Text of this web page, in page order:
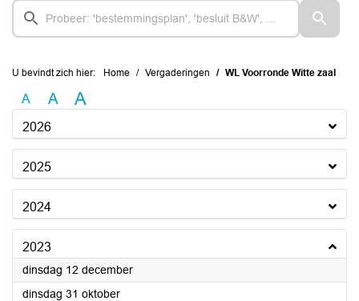
U bevindt zich hier: Home Vergaderingen WL Voorronde Witte zaal
A A A
2026
2025
2024
2023
dinsdag 12 december2023
dinsdag 31 oktober2023